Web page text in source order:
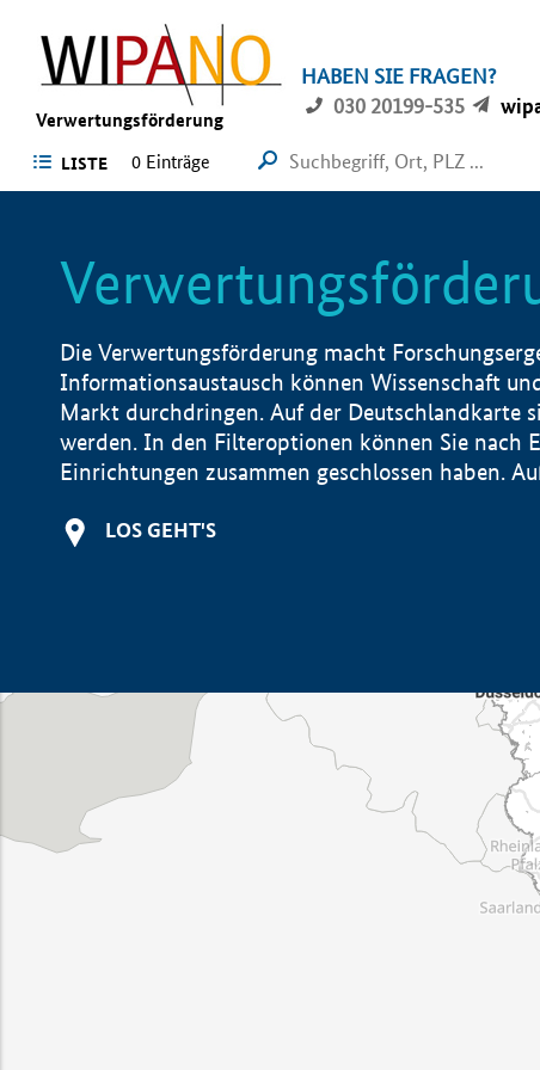
Verwertungsförderung
HABEN SIE FRAGEN?
030 20199-535
LISTE 0 Einträge
Die Verwertungsförderung macht
Informationsaustausch können Wissenschaft
Markt durchdringen. Auf der Deutschlandkarte
werden. In den Filteroptionen können Sie nach
Einrichtungen zusammen geschlossen haben.
LOS GEHT'S